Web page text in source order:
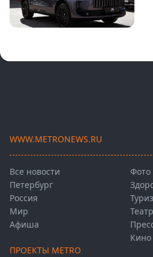
WWW.METRONEWS.RU
Все новости
Петербург
Россия
Мир
Афиша
Фото
Театр
Кино
ПРОЕКТЫ METRO